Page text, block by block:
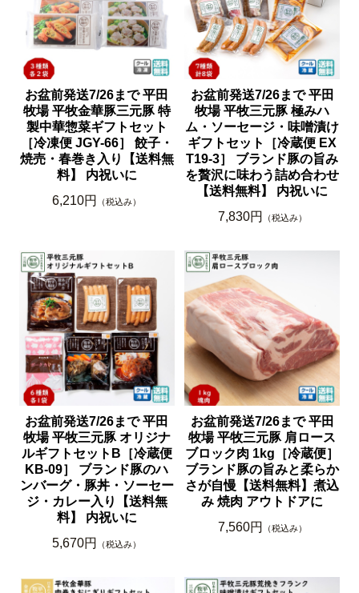
お盆前発送7/26まで 平田
牧場 平牧金華豚三元豚 特
製中華惣菜ギフトセット
［冷凍便 JGY-66］ 餃子・
焼売・春巻き入り【送料無
料】 内祝いに
6,210円
（税込み）
お盆前発送7/26まで 平田
牧場 平牧三元豚 極みハ
ム・ソーセージ・味噌漬け
ギフトセット［冷蔵便 EX
T19-3］ ブランド豚の旨み
を贅沢に味わう詰め合わせ
【送料無料】 内祝いに
7,830円
（税込み）
お盆前発送7/26まで 平田
牧場 平牧三元豚 オリジナ
ルギフトセットB［冷蔵便
KB-09］ ブランド豚のハ
ンバーグ・豚丼・ソーセー
ジ・カレー入り【送料無
料】 内祝いに
5,670円
（税込み）
お盆前発送7/26まで 平田
牧場 平牧三元豚 肩ロース
ブロック肉 1kg［冷蔵便］
ブランド豚の旨みと柔らか
さが自慢【送料無料】煮込
み 焼肉 アウトドアに
7,560円
（税込み）